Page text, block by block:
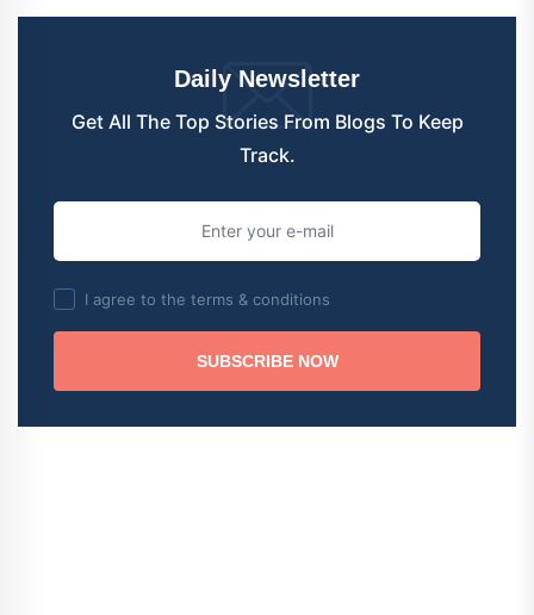
Daily Newsletter
Get All The Top Stories From Blogs To Keep
Track.
I agree to the terms & conditions
SUBSCRIBE NOW